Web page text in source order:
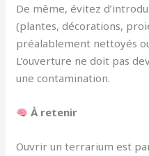
De même, évitez
(plantes, décorations,
préalablement nettoyés
L’ouverture ne doit pas
une contamination.
À retenir
Ouvrir un terrarium est